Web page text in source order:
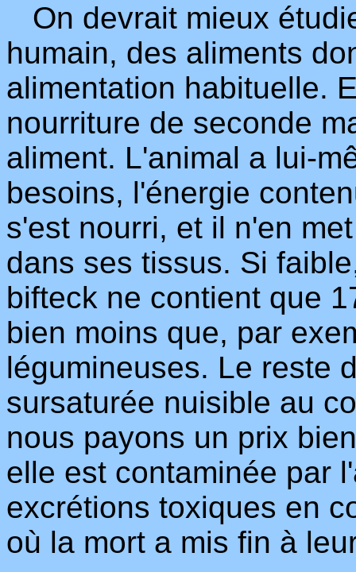
On devrait mieux
humain, des aliments
alimentation habituelle.
nourriture de seconde
aliment. L'animal a lui-
besoins, l'énergie
s'est nourri, et il n'en
dans ses tissus. Si
bifteck ne contient que
bien moins que, par
légumineuses. Le reste
sursaturée nuisible au
nous payons un prix
elle est contaminée par
excrétions toxiques en
où la mort a mis fin à